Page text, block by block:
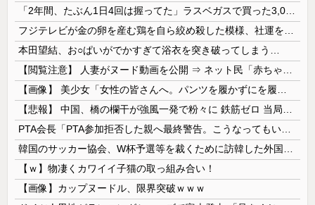
本田望結、お○ぱいがでかすぎて浴衣を突き破ってしまう…
【ｗ】物凄くカワイイ子猫の取っ組み合い！
【画像】カップヌードル、限界突破ｗｗｗ